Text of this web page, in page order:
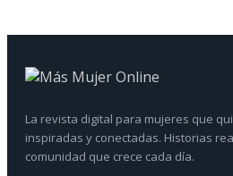
La revista digital para mujeres que
inspiradas y conectadas. Historias
comunidad que crece cada día.